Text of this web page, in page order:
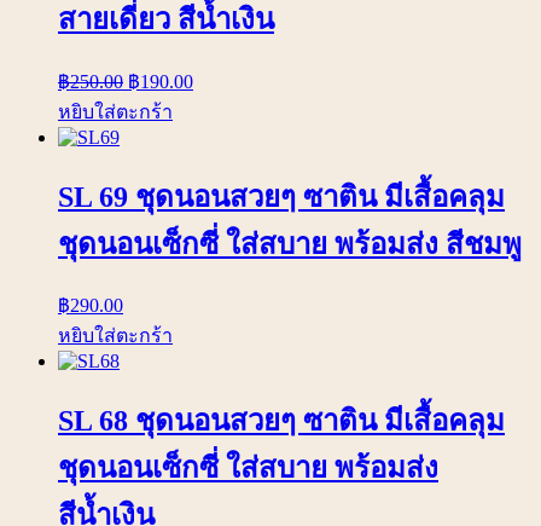
สายเดี่ยว สีน้ำเงิน
฿250.00 ฿190.00
หยิบใส่ตะกร้า
SL 69 ชุดนอนสวยๆ ซาติน มีเสื้อคลุม
ชุดนอนเซ็กซี่ ใส่สบาย พร้อมส่ง สีชมพู
฿290.00
หยิบใส่ตะกร้า
SL 68 ชุดนอนสวยๆ ซาติน มีเสื้อคลุม
ชุดนอนเซ็กซี่ ใส่สบาย พร้อมส่ง
สีน้ำเงิน